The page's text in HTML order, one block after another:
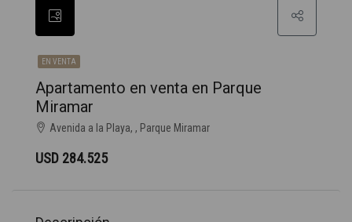
EN VENTA
Apartamento en venta en Parque
Miramar
Avenida a la Playa, , Parque Miramar
USD 284.525